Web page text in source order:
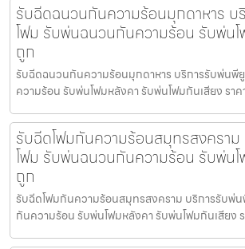
รับฉีดฉนวนกันความร้อนมุกดาหาร บ
โฟม รับพ่นฉนวนกันความร้อน รับพ่นโ
ถูก
รับฉีดฉนวนกันความร้อนมุกดาหาร บริการรับพ่นพี
ความร้อน รับพ่นโฟมหลังคา รับพ่นโฟมกันเสียง รา
รับฉีดโฟมกันความร้อนสมุทรสงครา
โฟม รับพ่นฉนวนกันความร้อน รับพ่นโ
ถูก
รับฉีดโฟมกันความร้อนสมุทรสงคราม บริการรับพ่
กันความร้อน รับพ่นโฟมหลังคา รับพ่นโฟมกันเสียง